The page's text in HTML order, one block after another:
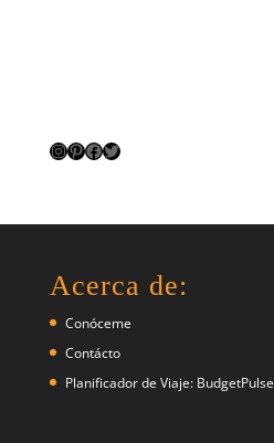
Instagram
Pinterest
Facebook
Twitter
Acerca de:
Conóceme
Contácto
Planificador de Viaje: BudgetPulse